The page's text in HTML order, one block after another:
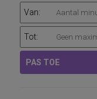
Van:
Tot:
PAS TOE